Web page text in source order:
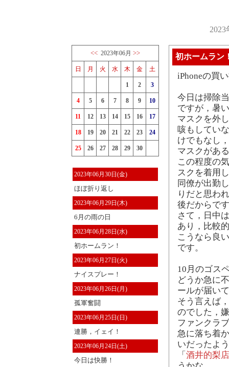
<< 2023年06月 >>
日 月 火 水 木 金 土
1 2 3
4 5 6 7 8 9 10
11 12 13 14 15 16 17
18 19 20 21 22 23 24
25 26 27 28 29 30
2023年06月30日(金)
ほぼ折り返し
2023年06月29日(木)
6月の雨の日
2023年06月28日(水)
初ホームラン！
2023年06月27日(火)
ナイスプレー！
2023年06月26日(月)
孤軍奮闘
2023年06月25日(日)
連勝，イェイ！
2023年06月24日(土)
今日は快勝！
初ホームラン
iPhoneの買
今日は掃除
ですが，暑
マスクを外
咳もしてい
けでもなし
マスクがあ
この程度の
スクを着用
同僚が出勤
りだと思わ
後だからで
さて，日中
あり，比較
こうなら良
です。
10月のゴス
どうか急に
ールが届い
そう言えば
のでした，
ファンクラ
急に落ち着
いだったよ
「 酒井的梨